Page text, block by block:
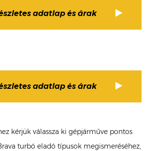
adatlap és árak
adatlap és árak
kérjük válassza ki gépjárműve pontos
turbó eladó típusok megismeréséhez,